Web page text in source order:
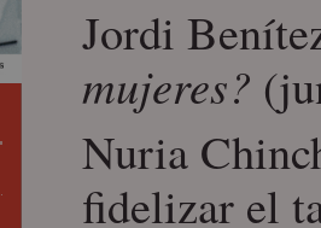
Jordi
mujeres?
Nuria
fidelizar el